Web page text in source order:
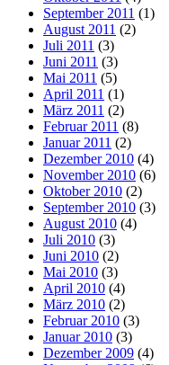
September 2011 (1)
August 2011 (2)
Juli 2011 (3)
Juni 2011 (3)
Mai 2011 (5)
April 2011 (1)
März 2011 (2)
Februar 2011 (8)
Januar 2011 (2)
Dezember 2010 (4)
November 2010 (6)
Oktober 2010 (2)
September 2010 (3)
August 2010 (4)
Juli 2010 (3)
Juni 2010 (2)
Mai 2010 (3)
April 2010 (4)
März 2010 (2)
Februar 2010 (3)
Januar 2010 (3)
Dezember 2009 (4)